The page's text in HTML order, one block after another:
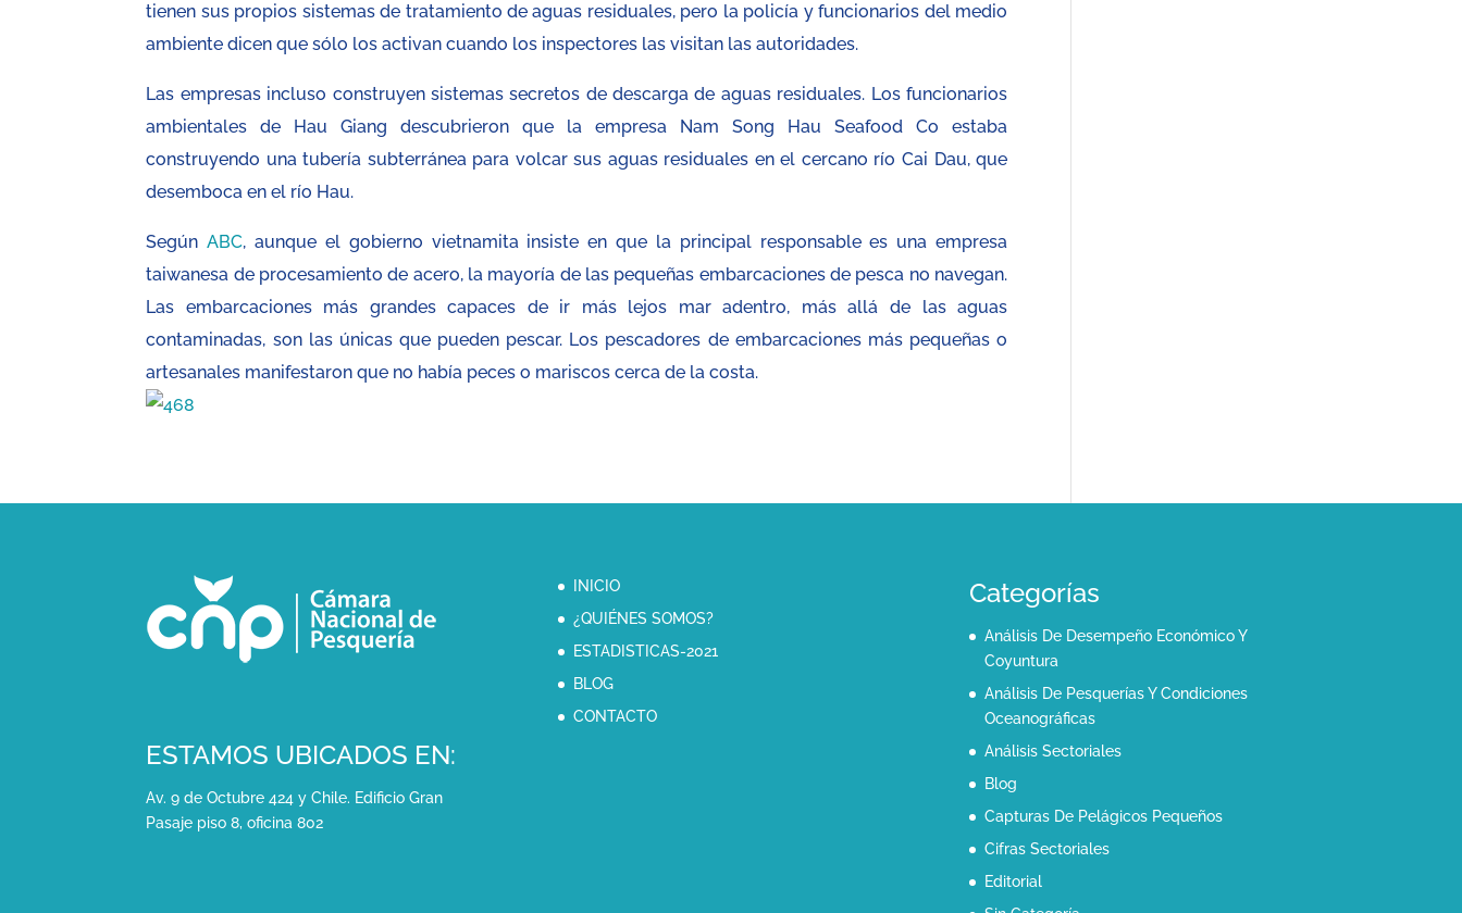
tienen sus propios sistemas de tratamiento de aguas residuales, pero la policía y funcionarios del medio
ambiente dicen que sólo los activan cuando los inspectores las visitan las autoridades.
Las empresas incluso construyen sistemas secretos de descarga de aguas residuales. Los funcionarios
ambientales de Hau Giang descubrieron que la empresa Nam Song Hau Seafood Co estaba
construyendo una tubería subterránea para volcar sus aguas residuales en el cercano río Cai Dau, que
desemboca en el río Hau.
SegúnABC, aunque el gobierno vietnamita insiste en que la principal responsable es una empresa
taiwanesa de procesamiento de acero, la mayoría de las pequeñas embarcaciones de pesca no navegan.
Las embarcaciones más grandes capaces de ir más lejos mar adentro, más allá de las aguas
contaminadas, son las únicas que pueden pescar. Los pescadores de embarcaciones más pequeñas o
artesanales manifestaron que no había peces o mariscos cerca de la costa.
ESTAMOS UBICADOS EN:
Av. 9 de Octubre 424 y Chile. Edificio Gran
Pasaje piso 8, oficina 802
INICIO
¿QUIÉNES SOMOS?
ESTADISTICAS-2021
BLOG
CONTACTO
Categorías
Análisis De Desempeño Económico Y
Coyuntura
Análisis De Pesquerías Y Condiciones
Oceanográficas
Análisis Sectoriales
Blog
Capturas De Pelágicos Pequeños
Cifras Sectoriales
Editorial